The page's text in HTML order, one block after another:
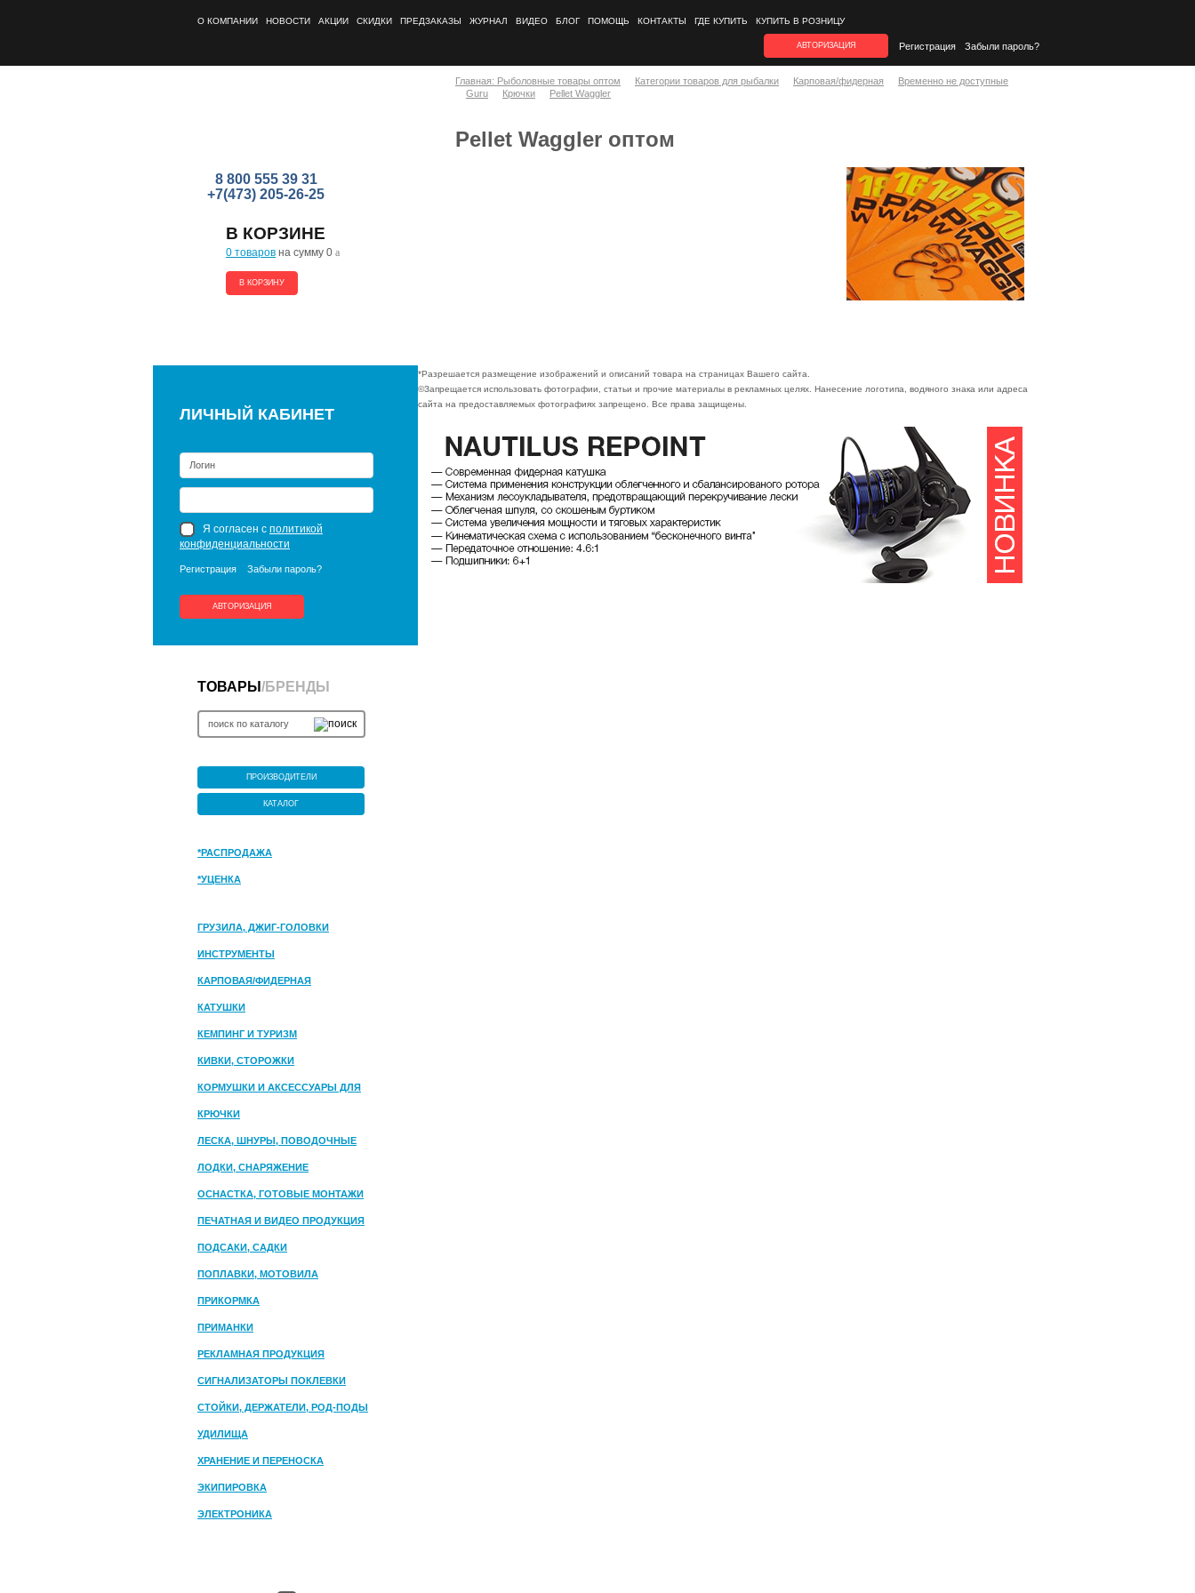
О КОМПАНИИ НОВОСТИ АКЦИИ СКИДКИ ПРЕДЗАКАЗЫ ЖУРНАЛ ВИДЕО БЛОГ ПОМОЩЬ КОНТАКТЫ ГДЕ КУПИТЬ КУПИТЬ В РОЗНИЦУ
АВТОРИЗАЦИЯ Регистрация Забыли пароль?
8 800 555 39 31
+7(473) 205-26-25
В КОРЗИНЕ
0 товаров на сумму 0 a
В КОРЗИНУ
ЛИЧНЫЙ КАБИНЕТ
Я согласен с политикой
конфиденциальности
Регистрация Забыли пароль?
АВТОРИЗАЦИЯ
ТОВАРЫ /БРЕНДЫ
ПРОИЗВОДИТЕЛИ
КАТАЛОГ
*РАСПРОДАЖА
*УЦЕНКА
ГРУЗИЛА, ДЖИГ-ГОЛОВКИ
ИНСТРУМЕНТЫ
КАРПОВАЯ/ФИДЕРНАЯ
КАТУШКИ
КЕМПИНГ И ТУРИЗМ
КИВКИ, СТОРОЖКИ
КОРМУШКИ И АКСЕССУАРЫ ДЛЯ
ПРИКОРМКИ
КРЮЧКИ
ЛЕСКА, ШНУРЫ, ПОВОДОЧНЫЕ
МАТЕРИАЛЫ
ЛОДКИ, СНАРЯЖЕНИЕ
ОСНАСТКА, ГОТОВЫЕ МОНТАЖИ
ПЕЧАТНАЯ И ВИДЕО ПРОДУКЦИЯ
ПОДСАКИ, САДКИ
ПОПЛАВКИ, МОТОВИЛА
ПРИКОРМКА
ПРИМАНКИ
РЕКЛАМНАЯ ПРОДУКЦИЯ
СИГНАЛИЗАТОРЫ ПОКЛЕВКИ
СТОЙКИ, ДЕРЖАТЕЛИ, РОД-ПОДЫ
УДИЛИЩА
ХРАНЕНИЕ И ПЕРЕНОСКА
ЭКИПИРОВКА
ЭЛЕКТРОНИКА
Главная: Рыболовные товары оптом Категории товаров для рыбалки Карповая/фидерная
Временно не доступные
Guru
Крючки Pellet Waggler
Pellet Waggler оптом
*Разрешается размещение изображений и описаний товара на страницах Вашего сайта.
©Запрещается использовать фотографии, статьи и прочие материалы в рекламных целях. Нанесение логотипа, водяного знака или адреса
сайта на предоставляемых фотографиях запрещено. Все права защищены.